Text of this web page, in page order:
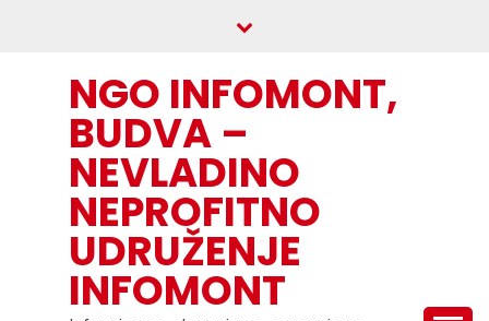
NGO INFOMONT,
BUDVA –
NEVLADINO
NEPROFITNO
UDRUŽENJE
INFOMONT